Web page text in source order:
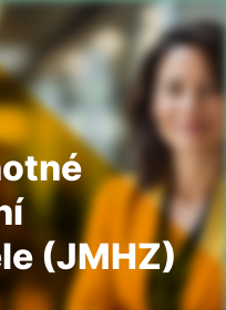
(JMHZ)